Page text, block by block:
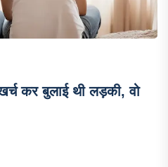
कर बुलाई थी लड़की, वो